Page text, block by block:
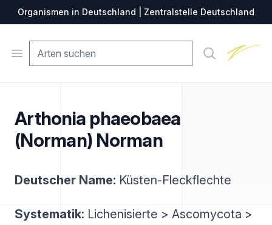
Organismen in Deutschland | Zentralstelle Deutschland
Open menu Suche
Arthonia phaeobaea
(Norman) Norman
Deutscher Name: Küsten-Fleckflechte
Systematik: Lichenisierte > Ascomycota >